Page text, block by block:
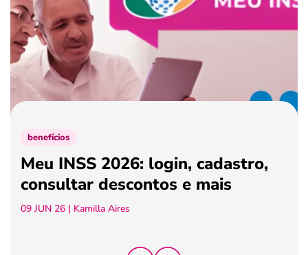
últimas notícias
ferramentas
benefícios
Meu INSS 2026: login, cadastro,
consultar descontos e mais
09 JUN 26 | Kamilla Aires